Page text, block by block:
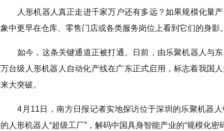
人形机器人真正走进千家万户还有多远？如果规模化量
象中更早在仓库、零售门店或各类服务岗位上看到它们的身影。
如今，这条关键通道正被打通。日前，由乐聚机器人与
万台级人形机器人自动化产线在广东正式启用，标志着我国
来大突破。
4月11日，南方日报记者实地探访位于深圳的乐聚机器
的人形机器人“超级工厂”，解码中国具身智能产业的“规模化密码